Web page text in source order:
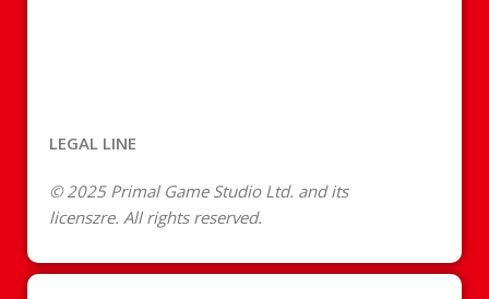
LEGAL LINE
© 2025 Primal Game Studio Ltd. and its
licenszre. All rights reserved.